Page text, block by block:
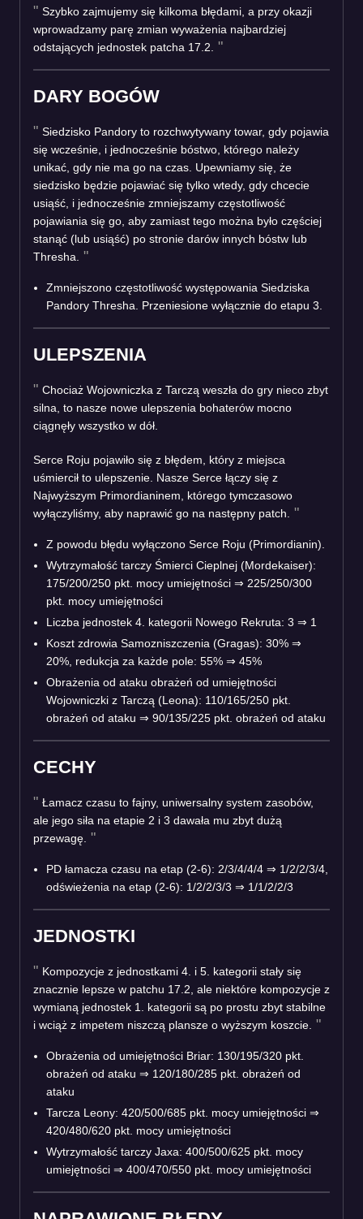
Szybko zajmujemy się kilkoma błędami, a przy okazji
wprowadzamy parę zmian wyważenia najbardziej
odstających jednostek patcha 17.2.
DARY BOGÓW
Siedzisko Pandory to rozchwytywany towar, gdy pojawia
się wcześnie, i jednocześnie bóstwo, którego należy
unikać, gdy nie ma go na czas. Upewniamy się, że
siedzisko będzie pojawiać się tylko wtedy, gdy chcecie
usiąść, i jednocześnie zmniejszamy częstotliwość
pojawiania się go, aby zamiast tego można było częściej
stanąć (lub usiąść) po stronie darów innych bóstw lub
Thresha.
Zmniejszono częstotliwość występowania Siedziska
Pandory Thresha. Przeniesione wyłącznie do etapu 3.
ULEPSZENIA
Chociaż Wojowniczka z Tarczą weszła do gry nieco zbyt
silna, to nasze nowe ulepszenia bohaterów mocno
ciągnęły wszystko w dół.
Serce Roju pojawiło się z błędem, który z miejsca
uśmiercił to ulepszenie. Nasze Serce łączy się z
Najwyższym Primordianinem, którego tymczasowo
wyłączyliśmy, aby naprawić go na następny patch.
Z powodu błędu wyłączono Serce Roju (Primordianin).
Wytrzymałość tarczy Śmierci Cieplnej (Mordekaiser):
175/200/250 pkt. mocy umiejętności ⇒ 225/250/300
pkt. mocy umiejętności
Liczba jednostek 4. kategorii Nowego Rekruta: 3 ⇒ 1
Koszt zdrowia Samozniszczenia (Gragas): 30% ⇒
20%, redukcja za każde pole: 55% ⇒ 45%
Obrażenia od ataku obrażeń od umiejętności
Wojowniczki z Tarczą (Leona): 110/165/250 pkt.
obrażeń od ataku ⇒ 90/135/225 pkt. obrażeń od ataku
CECHY
Łamacz czasu to fajny, uniwersalny system zasobów,
ale jego siła na etapie 2 i 3 dawała mu zbyt dużą
przewagę.
PD łamacza czasu na etap (2-6): 2/3/4/4/4 ⇒ 1/2/2/3/4,
odświeżenia na etap (2-6): 1/2/2/3/3 ⇒ 1/1/2/2/3
JEDNOSTKI
Kompozycje z jednostkami 4. i 5. kategorii stały się
znacznie lepsze w patchu 17.2, ale niektóre kompozycje z
wymianą jednostek 1. kategorii są po prostu zbyt stabilne
i wciąż z impetem niszczą plansze o wyższym koszcie.
Obrażenia od umiejętności Briar: 130/195/320 pkt.
obrażeń od ataku ⇒ 120/180/285 pkt. obrażeń od
ataku
Tarcza Leony: 420/500/685 pkt. mocy umiejętności ⇒
420/480/620 pkt. mocy umiejętności
Wytrzymałość tarczy Jaxa: 400/500/625 pkt. mocy
umiejętności ⇒ 400/470/550 pkt. mocy umiejętności